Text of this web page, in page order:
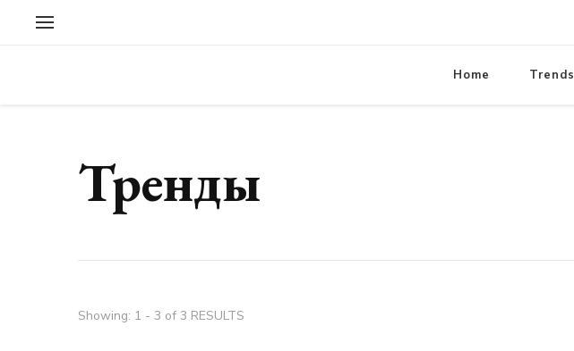
Home Trends
Тренды
Showing: 1 - 3 of 3 RESULTS